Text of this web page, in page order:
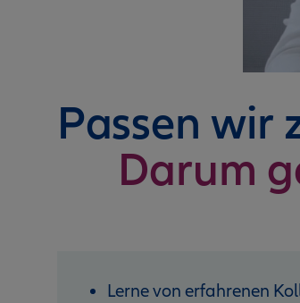
Passen wir
Darum
Lerne von erfahrenen